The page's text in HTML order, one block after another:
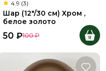
4.9 (3)
Шар (12"/30 см) Хром ,
белое золото
50 ₽100 ₽